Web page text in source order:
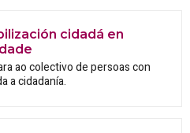
cidadá en
ao colectivo de persoas con
a cidadanía.